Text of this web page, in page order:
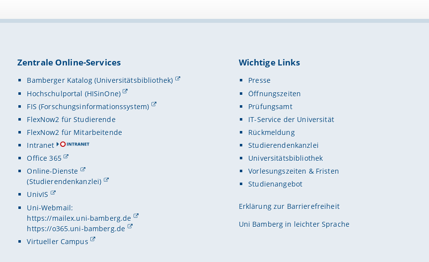
Zentrale Online-Services
Bamberger Katalog (Universitätsbibliothek)
Hochschulportal (HISinOne)
FIS (Forschungsinformationssystem)
FlexNow2 für Studierende
FlexNow2 für Mitarbeitende
Intranet
Office 365
Online-Dienste
(Studierendenkanzlei)
UnivIS
Uni-Webmail:
https://mailex.uni-bamberg.de
https://o365.uni-bamberg.de
Virtueller Campus
Wichtige Links
Presse
Öffnungszeiten
Prüfungsamt
IT-Service der Universität
Rückmeldung
Studierendenkanzlei
Universitätsbibliothek
Vorlesungszeiten & Fristen
Studienangebot
Erklärung zur Barrierefreiheit
Uni Bamberg in leichter Sprache